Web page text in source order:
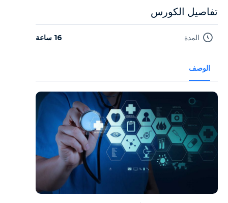
الوصف
تفاصيل الكورس
المدة 16 ساعة